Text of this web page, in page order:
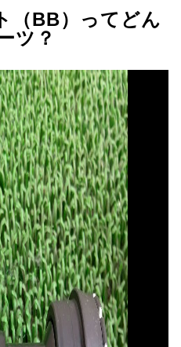
（BB）ってどん
ツ？